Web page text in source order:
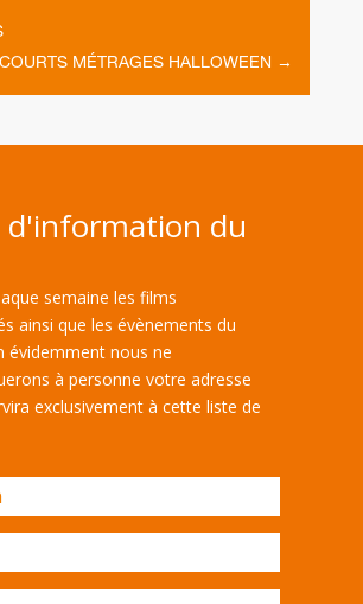
MÉTRAGES HALLOWEEN →
d'information du
semaine les films
ainsi que les évènements du
évidemment nous ne
à personne votre adresse
exclusivement à cette liste de